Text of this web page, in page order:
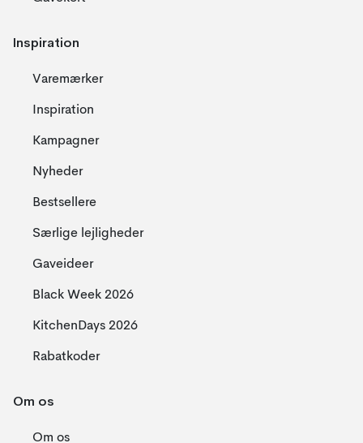
Inspiration
Varemærker
Inspiration
Kampagner
Nyheder
Bestsellere
Særlige lejligheder
Gaveideer
Black Week 2026
KitchenDays 2026
Rabatkoder
Om os
Om os